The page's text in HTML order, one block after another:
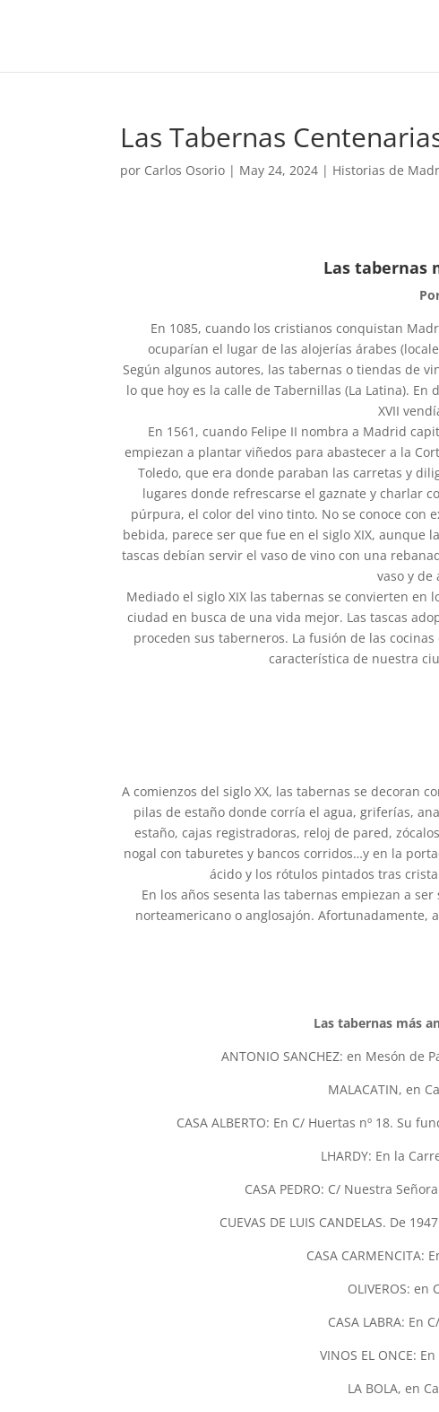
Las Tabernas
por Carlos Osorio | May 24, 2024 | Historias de
Las tabernas
En 1085, cuando los cristianos conquistan
ocuparían el lugar de las alojerías árabes
Según algunos autores, las tabernas o tiendas de
lo que hoy es la calle de Tabernillas (La Latina).
XVII
En 1561, cuando Felipe II nombra a Madrid
empiezan a plantar viñedos para abastecer a la
Toledo, que era donde paraban las carretas y
lugares donde refrescarse el gaznate y charlar
púrpura, el color del vino tinto. No se conoce con
bebida, parece ser que fue en el siglo XIX, aunque
tascas debían servir el vaso de vino con una
vaso y de
Mediado el siglo XIX las tabernas se convierten
ciudad en busca de una vida mejor. Las tascas
proceden sus taberneros. La fusión de las
característica de nuestra
A comienzos del siglo XX, las tabernas se decoran
pilas de estaño donde corría el agua, griferías,
estaño, cajas registradoras, reloj de pared,
nogal con taburetes y bancos corridos…y en la
ácido y los rótulos pintados tras
En los años sesenta las tabernas empiezan a
norteamericano o anglosajón.
Las tabernas más
ANTONIO SANCHEZ: en Mesón de
MALACATIN, en
CASA ALBERTO: En C/ Huertas nº 18. Su
LHARDY: En la
CASA PEDRO: C/ Nuestra
CUEVAS DE LUIS CANDELAS. De
CASA CARMENCITA:
OLIVEROS:
CASA LABRA: En
VINOS EL ONCE:
LA BOLA, en